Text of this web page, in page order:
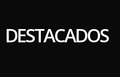
DESTACADOS